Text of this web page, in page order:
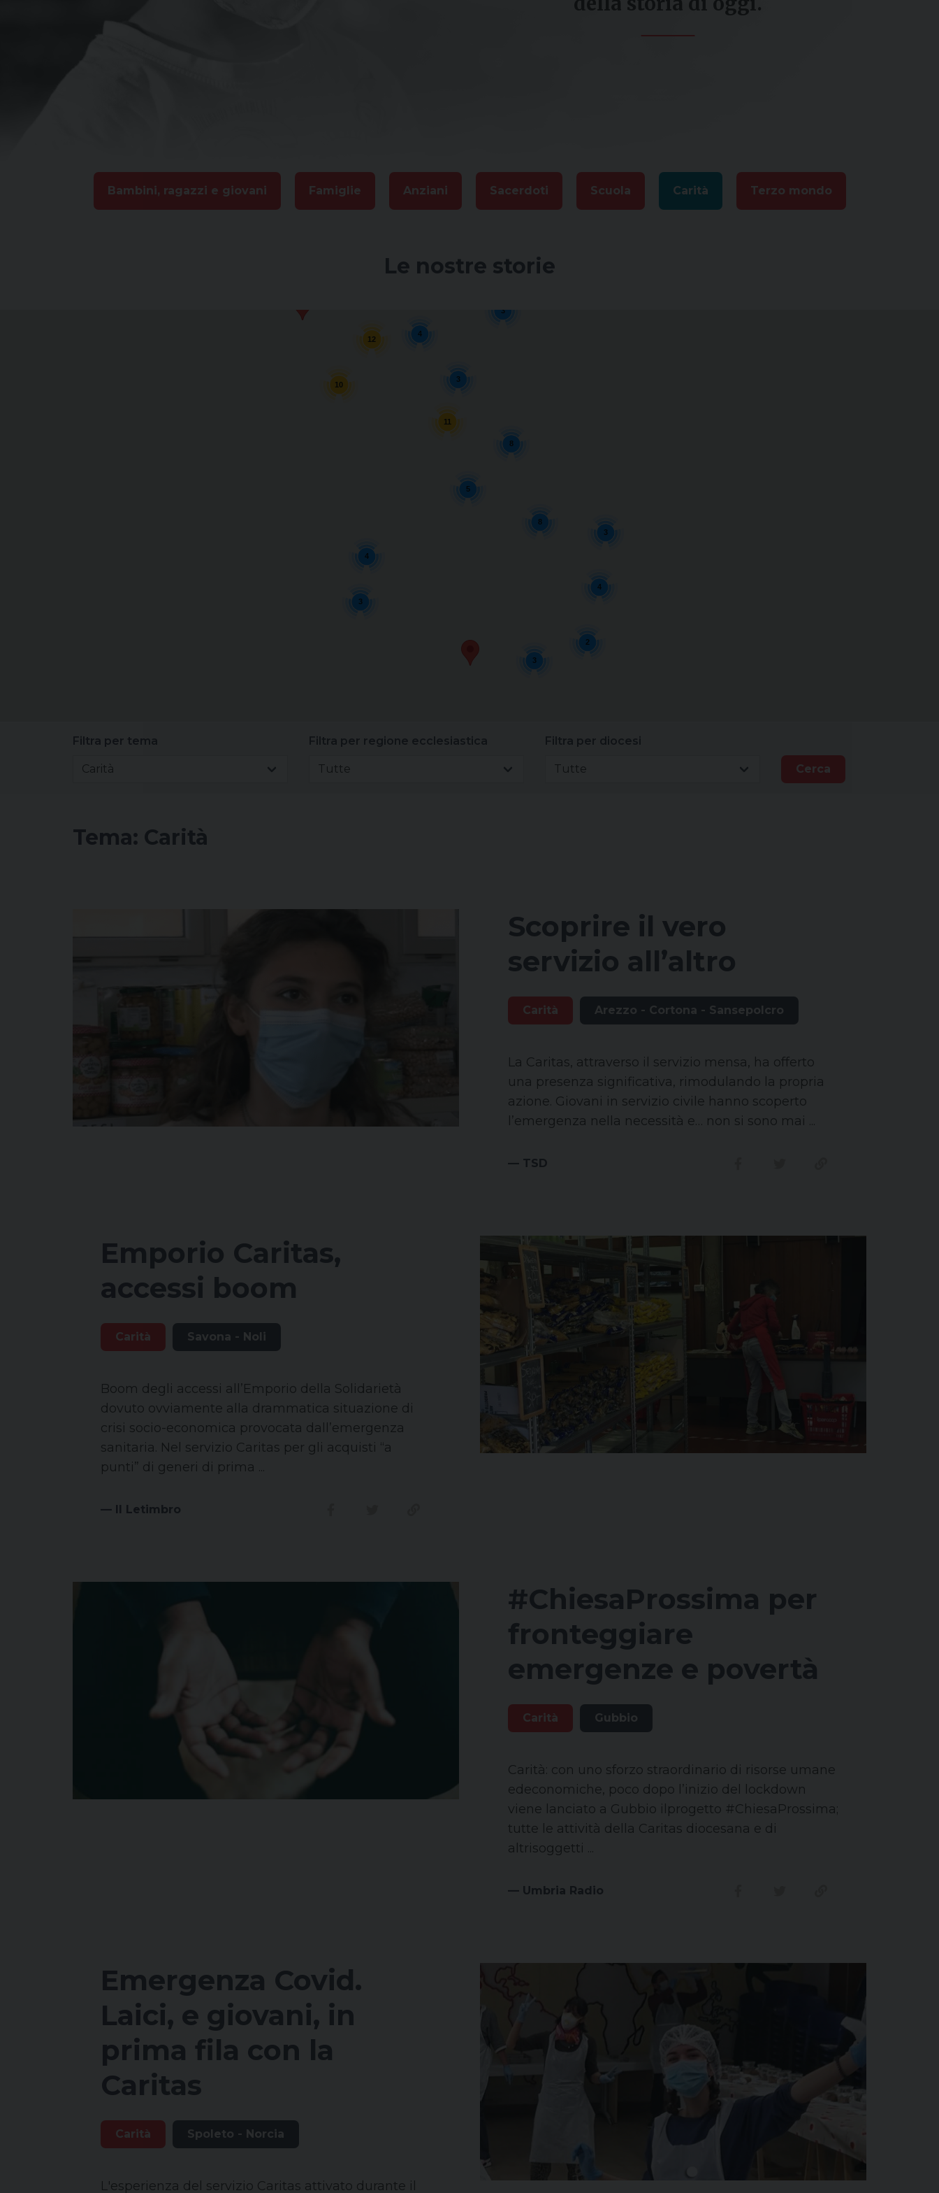
Bambini, ragazzi e giovani Famiglie Anziani Sacerdoti Scuola Carità Terzo mondo
Le nostre storie
11
10
3
8
8
4
5
4
12
3
3
4
3
2
3
Filtra per tema
Carità
Filtra per regione ecclesiastica
Tutte
Filtra per diocesi
Tutte Cerca
Tema: Carità
Scoprire il vero
servizio all’altro
Carità Arezzo - Cortona - Sansepolcro
La Caritas, attraverso il servizio mensa, ha offerto
una presenza significativa, rimodulando la propria
azione. Giovani in servizio civile hanno scoperto
l’emergenza nella necessità e… non si sono mai ...
— TSD
Emporio Caritas,
accessi boom
Carità Savona - Noli
Boom degli accessi all’Emporio della Solidarietà
dovuto ovviamente alla drammatica situazione di
crisi socio-economica provocata dall’emergenza
sanitaria. Nel servizio Caritas per gli acquisti “a
punti” di generi di prima ...
— Il Letimbro
#ChiesaProssima per
fronteggiare
emergenze e povertà
Carità Gubbio
Carità: con uno sforzo straordinario di risorse umane
edeconomiche, poco dopo l’inizio del lockdown
viene lanciato a Gubbio ilprogetto #ChiesaProssima;
tutte le attività della Caritas diocesana e di
altrisoggetti ...
— Umbria Radio
Emergenza Covid.
Laici, e giovani, in
prima fila con la
Caritas
Carità Spoleto - Norcia
L'esperienza del servizio Caritas attivato durante il